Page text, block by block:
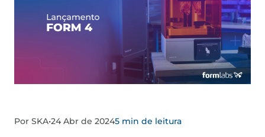
Por SKA•24 Abr de 20245 min de leitura